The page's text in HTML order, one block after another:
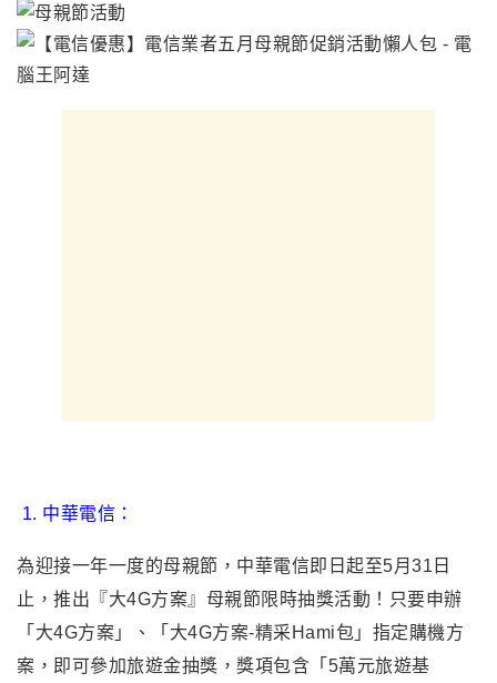
1. 中華電信：
為迎接一年一度的母親節，中華電信即日起至5月31日
止，推出『大4G方案』母親節限時抽獎活動！只要申辦
「大4G方案」、「大4G方案-精采Hami包」指定購機方
案，即可參加旅遊金抽獎，獎項包含「5萬元旅遊基